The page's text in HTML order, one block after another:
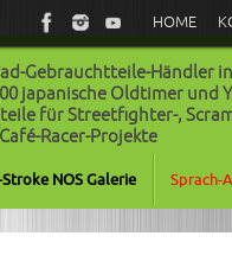
HOME
Gebrauchtteile-Händler
japanische Oldtimer und
für Streetfighter-,
Café-Racer-Projekte
NOS Galerie Sprach-